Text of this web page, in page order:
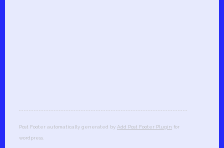
Post Footer automatically generated by Add Post Footer Plugin for
wordpress.